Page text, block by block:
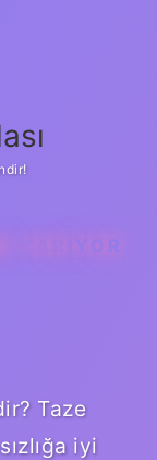
YARIYOR
Taze
iyi